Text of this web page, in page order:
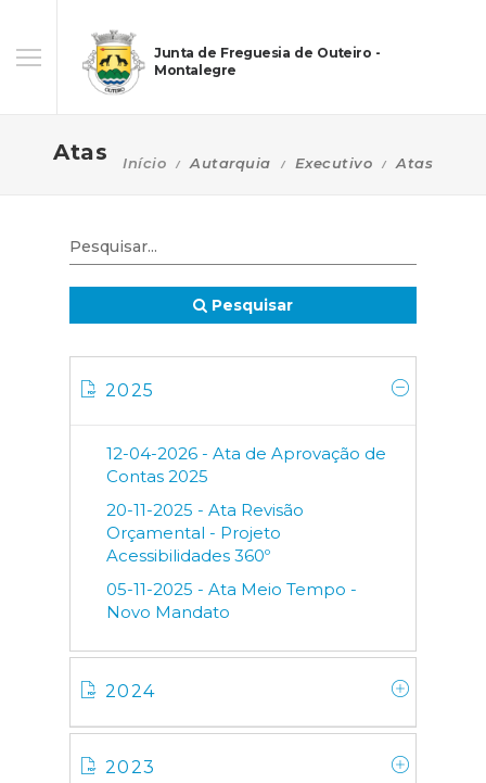
Junta de Freguesia de Outeiro -
Montalegre
Atas Início Autarquia Executivo Atas
Pesquisar
2025
12-04-2026 - Ata de Aprovação de
Contas 2025
20-11-2025 - Ata Revisão
Orçamental - Projeto
Acessibilidades 360º
05-11-2025 - Ata Meio Tempo -
Novo Mandato
2024
2023